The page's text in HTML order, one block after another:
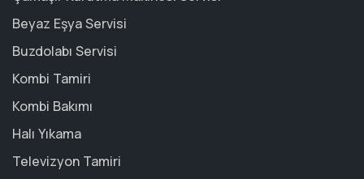
Beyaz Eşya Servisi
Buzdolabı Servisi
Kombi Tamiri
Kombi Bakımı
Halı Yıkama
Televizyon Tamiri